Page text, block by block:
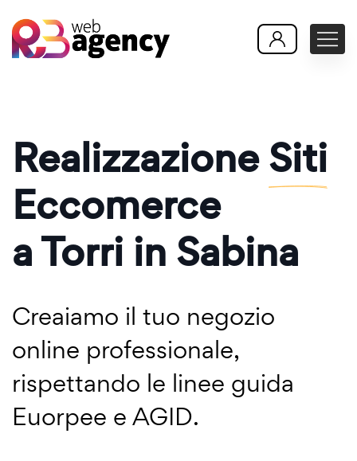
RealizzazioneSiti
Eccomerce
a Torri in Sabina
Creaiamo il tuo negozio
online professionale,
rispettando le linee guida
Euorpee e AGID.